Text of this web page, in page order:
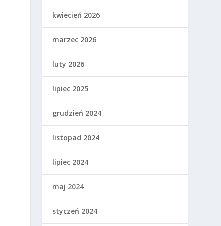
kwiecień 2026
marzec 2026
luty 2026
lipiec 2025
grudzień 2024
listopad 2024
lipiec 2024
maj 2024
styczeń 2024